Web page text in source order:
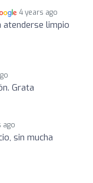
4 years ago
atenderse limpio
Grata
ago
sin mucha